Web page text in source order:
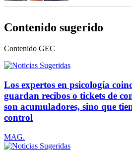
Contenido sugerido
Contenido GEC
Los expertos en psicología
guardan recibos o tickets de
son acumuladores, sino que
control
MAG.